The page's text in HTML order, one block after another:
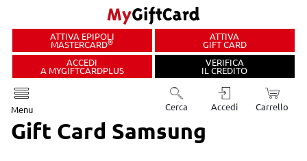
ATTIVA EPIPOLI
MASTERCARD® ATTIVA
GIFT CARD
ACCEDI
A MYGIFTCARDPLUS
VERIFICA
IL CREDITO
Menu Cerca Accedi Carrello
Gift Card Samsung